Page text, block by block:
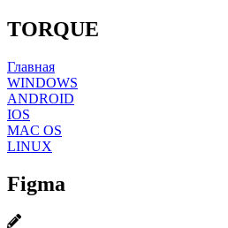
TORQUE
Главная
WINDOWS
ANDROID
IOS
MAC OS
LINUX
Figma